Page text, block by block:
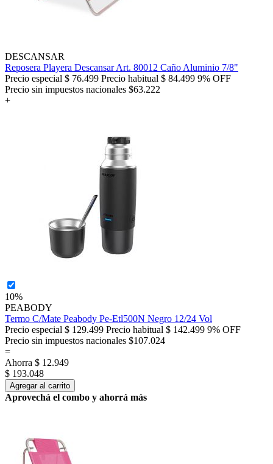
DESCANSAR
Reposera Playera Descansar Art. 80012 Caño Aluminio 7/8"
Precio especial $ 76.499 Precio habitual $ 84.499 9% OFF
Precio sin impuestos nacionales $63.222
+
10%
PEABODY
Termo C/Mate Peabody Pe-Etl500N Negro 12/24 Vol
Precio especial $ 129.499 Precio habitual $ 142.499 9% OFF
Precio sin impuestos nacionales $107.024
=
Ahorra $ 12.949
$ 193.048
Agregar al carrito
Aprovechá el combo y ahorrá más